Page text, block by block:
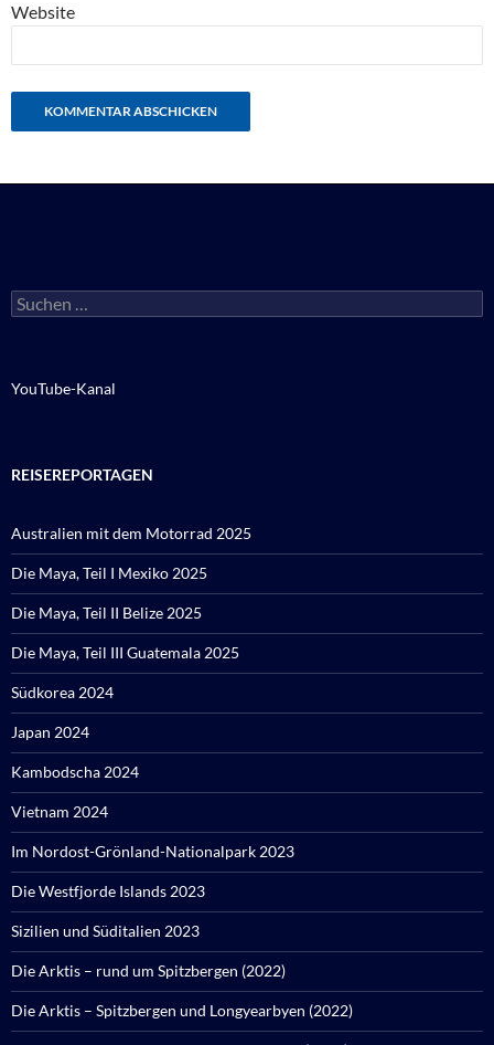
Website
Suchen
nach:
YouTube-Kanal
REISEREPORTAGEN
Australien mit dem Motorrad 2025
Die Maya, Teil I Mexiko 2025
Die Maya, Teil II Belize 2025
Die Maya, Teil III Guatemala 2025
Südkorea 2024
Japan 2024
Kambodscha 2024
Vietnam 2024
Im Nordost-Grönland-Nationalpark 2023
Die Westfjorde Islands 2023
Sizilien und Süditalien 2023
Die Arktis – rund um Spitzbergen (2022)
Die Arktis – Spitzbergen und Longyearbyen (2022)